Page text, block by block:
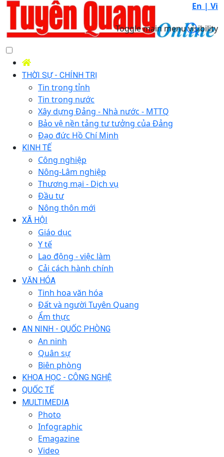
En | Vi
Toggle main menu visibility
THỜI SỰ - CHÍNH TRỊ
Tin trong tỉnh
Tin trong nước
Xây dựng Đảng - Nhà nước - MTTQ
Bảo vệ nền tảng tư tưởng của Đảng
Đạo đức Hồ Chí Minh
KINH TẾ
Công nghiệp
Nông-Lâm nghiệp
Thương mại - Dịch vụ
Đầu tư
Nông thôn mới
XÃ HỘI
Giáo dục
Y tế
Lao động - việc làm
Cải cách hành chính
VĂN HÓA
Tinh hoa văn hóa
Đất và người Tuyên Quang
Ẩm thực
AN NINH - QUỐC PHÒNG
An ninh
Quân sự
Biên phòng
KHOA HỌC - CÔNG NGHỆ
QUỐC TẾ
MULTIMEDIA
Photo
Infographic
Emagazine
Video